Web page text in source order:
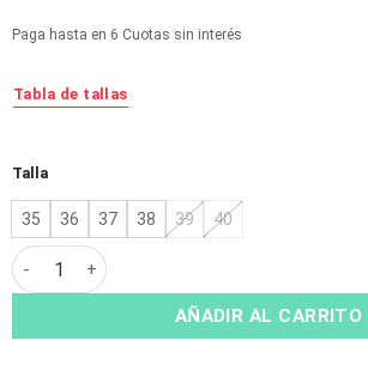
original actual
Paga hasta en 6 Cuotas sin interés
Tabla de tallas
Talla
35 36 37 38 39 40
Mocasín New Walk Loafer Negro cantidad
AÑADIR AL CARRITO
Alternative: